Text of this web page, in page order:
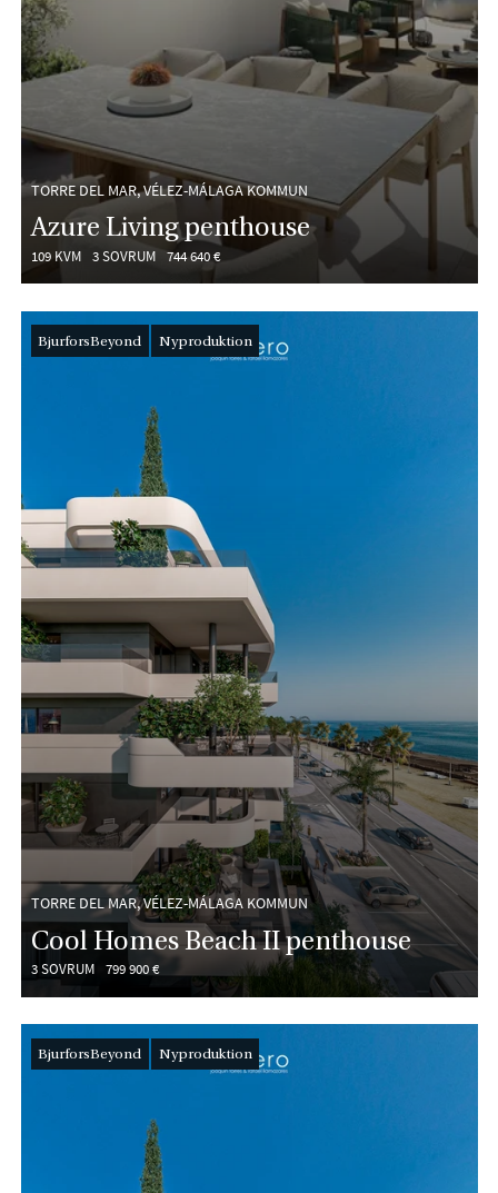
TORRE DEL MAR, VÉLEZ-MÁLAGA KOMMUN
Azure Living penthouse
109 KVM 3 SOVRUM 744 640 €
TORRE DEL MAR, VÉLEZ-MÁLAGA KOMMUN
Cool Homes Beach II penthouse
3 SOVRUM 799 900 €
BjurforsBeyond Nyproduktion
BjurforsBeyond Nyproduktion